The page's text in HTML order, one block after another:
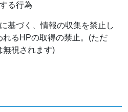
る行為
基づく、情報の収集を禁止し
るHPの取得の禁止。(ただ
無視されます)